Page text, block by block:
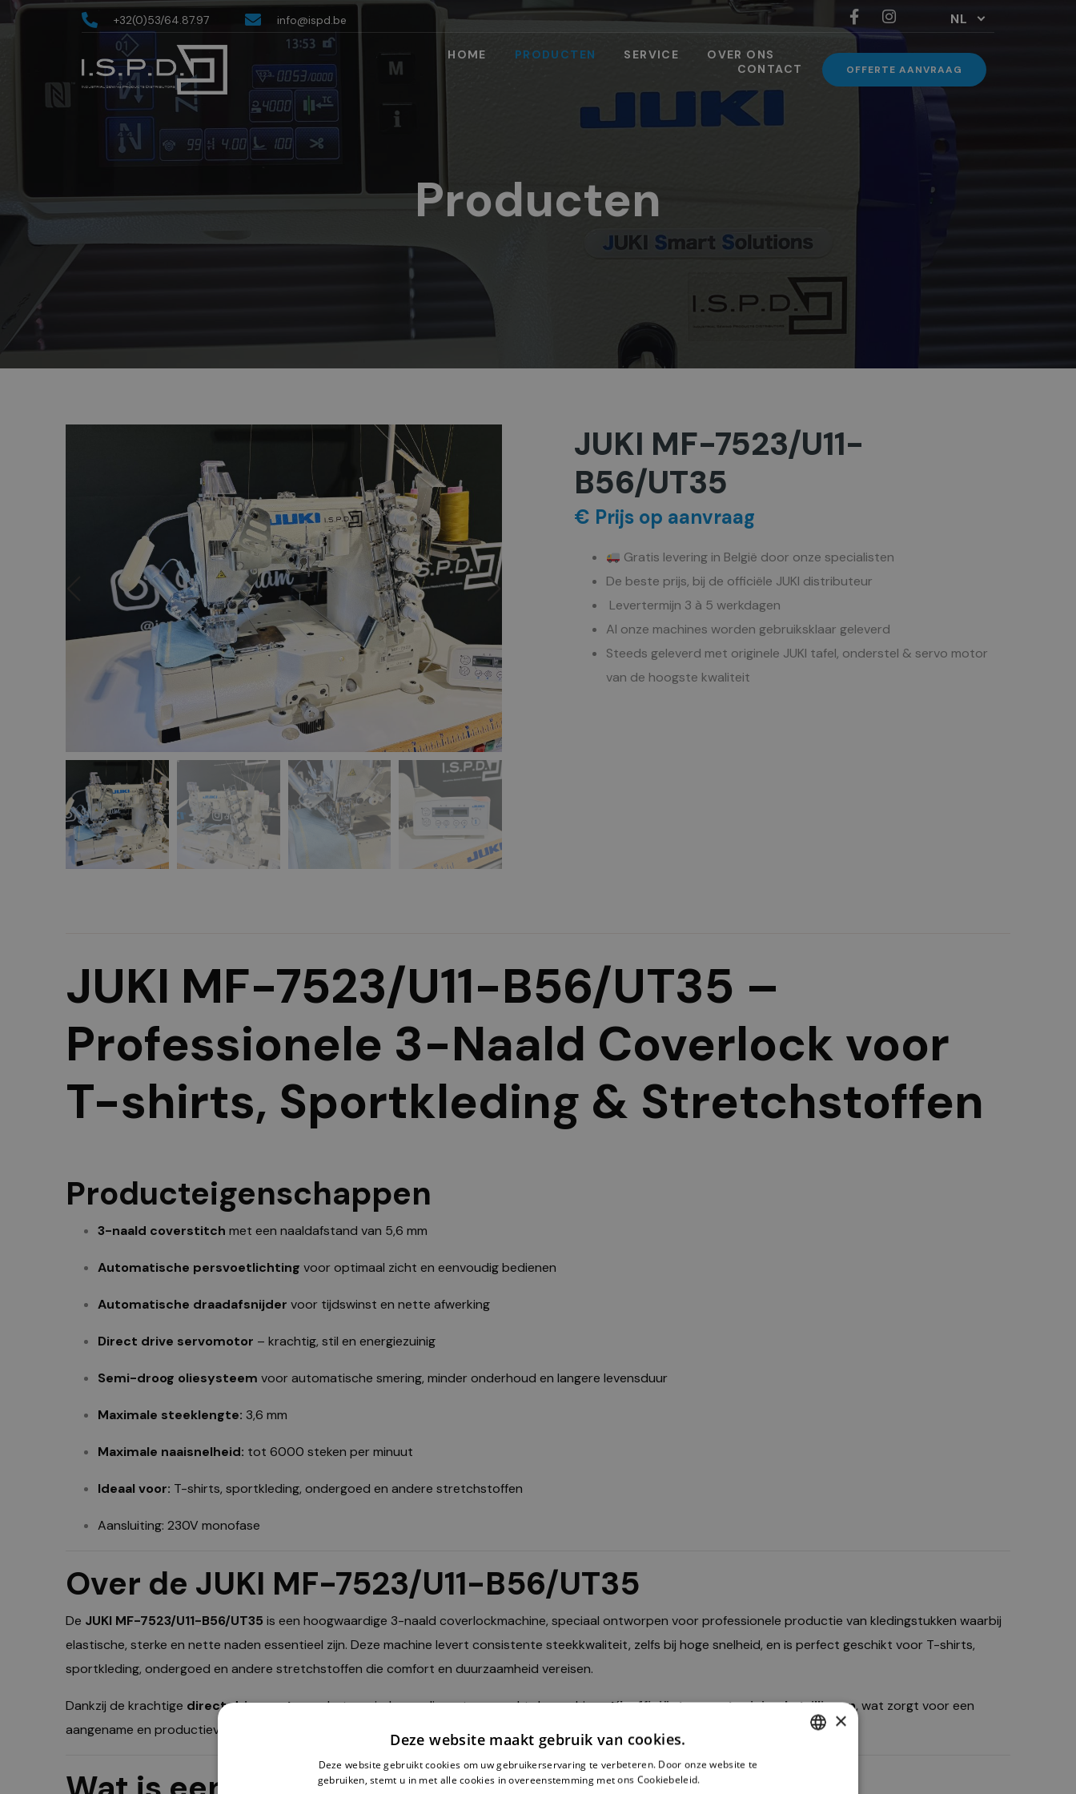
+32(0)53/64.87.97 info@ispd.be NL
HOME PRODUCTEN SERVICE
OVER ONS
CONTACT
OFFERTE AANVRAAG
Producten
JUKI MF-7523/U11-
B56/UT35
€ Prijs op aanvraag
Gratis levering in België door onze specialisten
De beste prijs, bij de officiële JUKI distributeur
Levertermijn 3 à 5 werkdagen
Al onze machines worden gebruiksklaar geleverd
Steeds geleverd met originele JUKI tafel, onderstel & servo motor
van de hoogste kwaliteit
JUKI MF-7523/U11-B56/UT35 –
Professionele 3-Naald Coverlock voor
T-shirts, Sportkleding & Stretchstoffen
Producteigenschappen
3-naald coverstitch met een naaldafstand van 5,6 mm
Automatische persvoetlichting voor optimaal zicht en eenvoudig bedienen
Automatische draadafsnijder voor tijdswinst en nette afwerking
Direct drive servomotor – krachtig, stil en energiezuinig
Semi-droog oliesysteem voor automatische smering, minder onderhoud en langere levensduur
Maximale steeklengte: 3,6 mm
Maximale naaisnelheid: tot 6000 steken per minuut
Ideaal voor: T-shirts, sportkleding, ondergoed en andere stretchstoffen
Aansluiting: 230V monofase
Over de JUKI MF-7523/U11-B56/UT35
De JUKI MF-7523/U11-B56/UT35 is een hoogwaardige 3-naald coverlockmachine, speciaal ontworpen voor professionele productie van kledingstukken waarbij
elastische, sterke en nette naden essentieel zijn. Deze machine levert consistente steekkwaliteit, zelfs bij hoge snelheid, en is perfect geschikt voor T-shirts,
sportkleding, ondergoed en andere stretchstoffen die comfort en duurzaamheid vereisen.
Dankzij de krachtige direct drive motoren het semi-droge oliesysteem werkt de machinestil, efficiënt en met minimale trillingen, wat zorgt voor een
aangename en productieve werkomgeving.
×
Deze website maakt gebruik van cookies.
Deze website gebruikt cookies om uw gebruikerservaring te verbeteren. Door onze website te
gebruiken, stemt u in met alle cookies in overeenstemming met ons Cookiebeleid.